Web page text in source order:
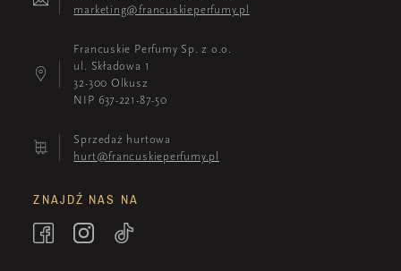
marketing@francuskieperfumy.pl
Francuskie Perfumy Sp. z o.o.
ul. Składowa 1
32-300 Olkusz
NIP 637-221-87-50
Sprzedaż hurtowa
hurt@francuskieperfumy.pl
ZNAJDŹ NAS NA